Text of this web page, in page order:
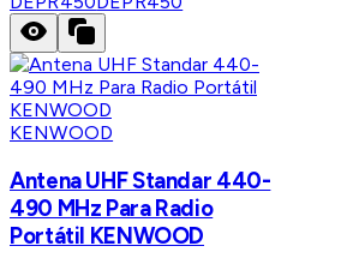
KENWOOD
Antena UHF Standar 440-
490 MHz Para Radio
Portátil KENWOOD